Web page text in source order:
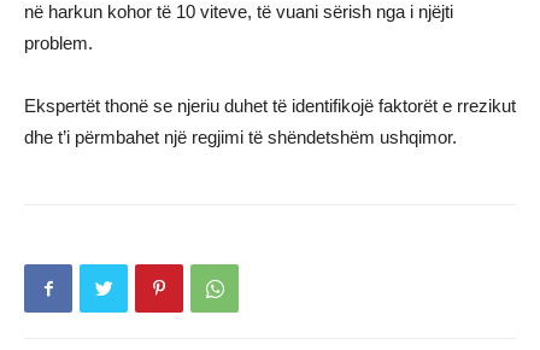
në harkun kohor të 10 viteve, të vuani sërish nga i njëjti
problem.
Ekspertët thonë se njeriu duhet të identifikojë faktorët e rrezikut
dhe t’i përmbahet një regjimi të shëndetshëm ushqimor.